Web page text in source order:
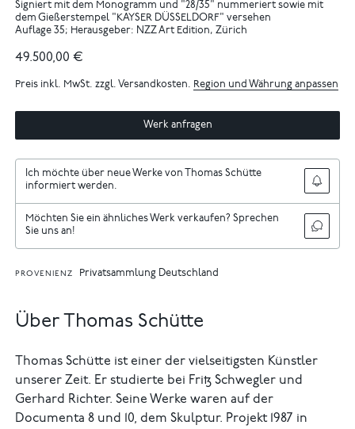
Signiert mit dem Monogramm und "28/35" nummeriert sowie mit
dem Gießerstempel "KAYSER DÜSSELDORF" versehen
Auflage 35; Herausgeber: NZZ Art Edition, Zürich
49.500,00 €
Preis inkl. MwSt. zzgl. Versandkosten. Region und Währung anpassen
Werk anfragen
Ich möchte über neue Werke von Thomas Schütte
informiert werden.
Möchten Sie ein ähnliches Werk verkaufen? Sprechen
Sie uns an!
PROVENIENZ Privatsammlung Deutschland
Über Thomas Schütte
Thomas Schütte ist einer der vielseitigsten Künstler
unserer Zeit. Er studierte bei Fritz Schwegler und
Gerhard Richter. Seine Werke waren auf der
Documenta 8 und 10, dem Skulptur. Projekt 1987 in